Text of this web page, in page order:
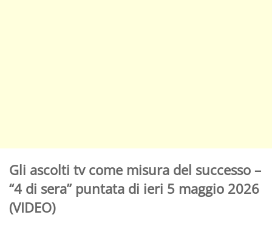
Gli ascolti tv come misura del successo –
“4 di sera” puntata di ieri 5 maggio 2026
(VIDEO)